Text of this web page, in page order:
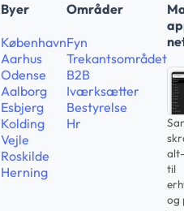
Byer
København
Aarhus
Odense
Aalborg
Esbjerg
Kolding
Vejle
Roskilde
Herning
Områder
Fyn
Trekantsområdet
B2B
Iværksætter
Bestyrelse
Hr
til
og